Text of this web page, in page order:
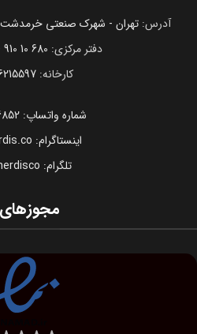
آدرس: تهران - شهرک صنعتی خرمدشت -
دفتر مرکزی: 680 10 910 - 021
کارخانه: - 021
شماره واتساپ: 6852 902 0919
اینستاگرام: esmerdis.co@
تلگرام: esmerdisco@